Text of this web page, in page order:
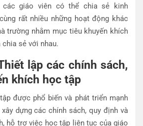
các giáo viên có thể chia sẻ kinh
rất nhiều những hoạt động khác
trường nhằm mục tiêu khuyến khích
sẻ với nhau.
lập các chính sách,
khích học tập
được phổ biến và phát triển mạnh
dựng các chính sách, quy định và
hỗ trợ việc học tập liên tục của giáo